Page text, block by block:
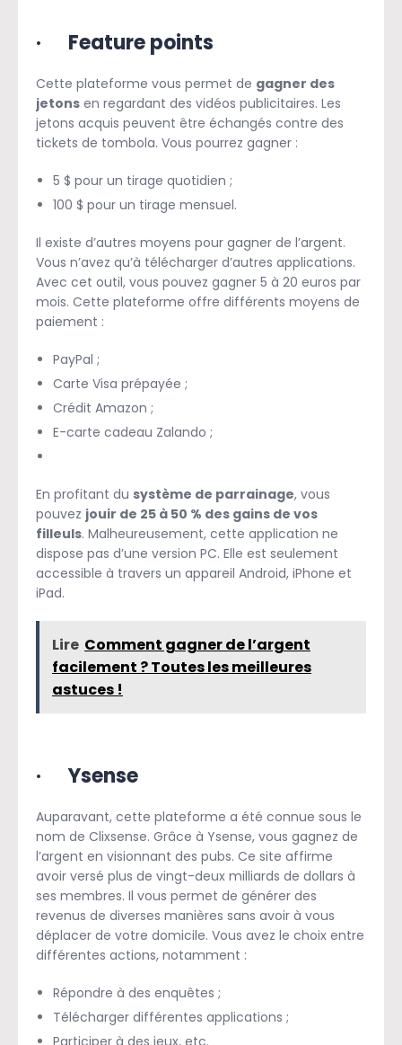
· Feature points
Cette plateforme vous permet de gagner des
jetons en regardant des vidéos publicitaires. Les
jetons acquis peuvent être échangés contre des
tickets de tombola. Vous pourrez gagner :
5 $ pour un tirage quotidien ;
100 $ pour un tirage mensuel.
Il existe d’autres moyens pour gagner de l’argent.
Vous n’avez qu’à télécharger d’autres applications.
Avec cet outil, vous pouvez gagner 5 à 20 euros par
mois. Cette plateforme offre différents moyens de
paiement :
PayPal ;
Carte Visa prépayée ;
Crédit Amazon ;
E-carte cadeau Zalando ;
En profitant du système de parrainage, vous
pouvez jouir de 25 à 50 % des gains de vos
filleuls. Malheureusement, cette application ne
dispose pas d’une version PC. Elle est seulement
accessible à travers un appareil Android, iPhone et
iPad.
Lire Comment gagner de l’argent
facilement ? Toutes les meilleures
astuces !
· Ysense
Auparavant, cette plateforme a été connue sous le
nom de Clixsense. Grâce à Ysense, vous gagnez de
l’argent en visionnant des pubs. Ce site affirme
avoir versé plus de vingt-deux milliards de dollars à
ses membres. Il vous permet de générer des
revenus de diverses manières sans avoir à vous
déplacer de votre domicile. Vous avez le choix entre
différentes actions, notamment :
Répondre à des enquêtes ;
Télécharger différentes applications ;